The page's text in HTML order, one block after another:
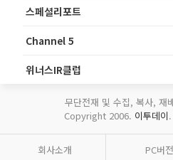
스페셜리포트
Channel 5
위너스IR클럽
무단전재 및 수집, 복사, 재
Copyright 2006. 이투데이
회사소개 PC버전